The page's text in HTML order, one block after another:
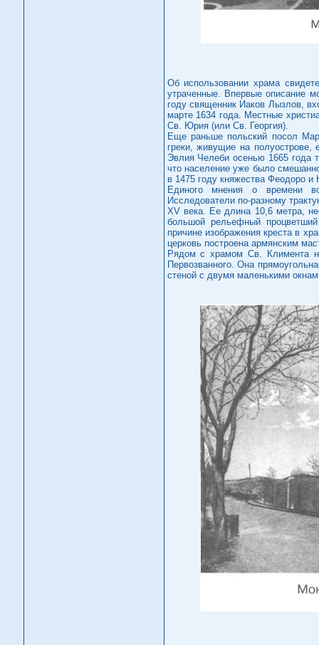
Об использовании храма
утраченные. Впервые описание
году священник Иаков Лызлов,
марте 1634 года. Местные
Св. Юрия (или Св. Георгия).
Еще раньше польский посол
греки, живущие на полуострове,
Эвлия Челеби осенью 1665 года
что население уже было
в 1475 году княжества Феодоро
Единого мнения о времени
Исследователи по-разному
XV века. Ее длина 10,6 метра,
большой рельефный
причине изображения креста в
церковь построена армянским
Рядом с храмом Св. Климента
Первозванного. Она
стеной с двумя маленькими